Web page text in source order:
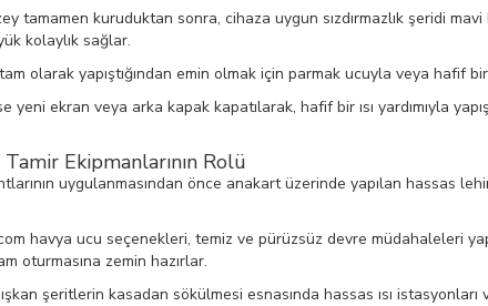
tamamen kuruduktan sonra, cihaza uygun sızdırmazlık şeridi
kolaylık sağlar.
olarak yapıştığından emin olmak için parmak ucuyla veya hafif
yeni ekran veya arka kapak kapatılarak, hafif bir ısı yardımıyla
Ekipmanlarının Rolü
uygulanmasından önce anakart üzerinde yapılan hassas
havya ucu seçenekleri, temiz ve pürüzsüz devre müdahaleleri
oturmasına zemin hazırlar.
şeritlerin kasadan sökülmesi esnasında hassas ısı